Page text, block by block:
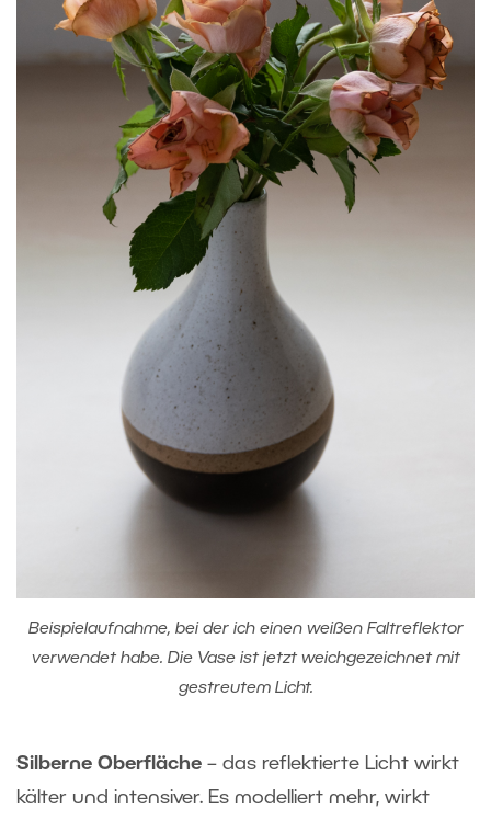
Beispielaufnahme, bei der ich einen weißen Faltreflektor
verwendet habe. Die Vase ist jetzt weichgezeichnet mit
gestreutem Licht.
Silberne Oberfläche – das reflektierte Licht wirkt
kälter und intensiver. Es modelliert mehr, wirkt